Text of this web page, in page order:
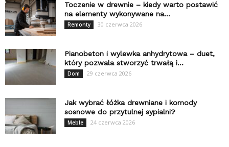
Toczenie w drewnie – kiedy warto postawić
na elementy wykonywane na...
Remonty 30 czerwca 2026
Pianobeton i wylewka anhydrytowa – duet,
który pozwala stworzyć trwałą i...
Dom 29 czerwca 2026
Jak wybrać łóżka drewniane i komody
sosnowe do przytulnej sypialni?
Meble 24 czerwca 2026